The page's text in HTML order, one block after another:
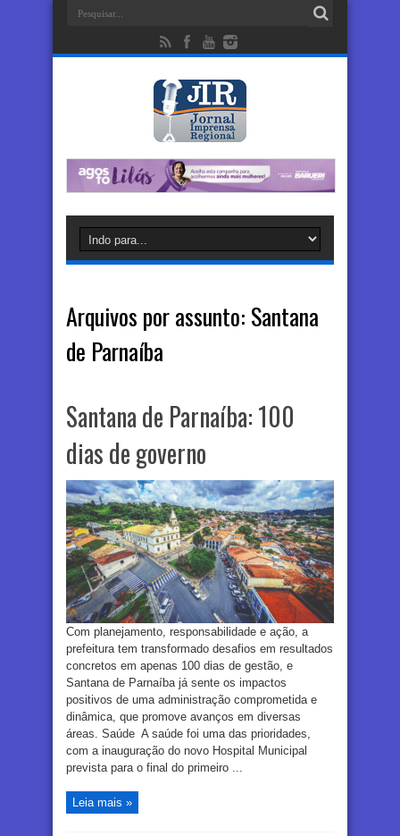
Arquivos por assunto: Santana
de Parnaíba
Santana de Parnaíba: 100
dias de governo
Com planejamento, responsabilidade e ação, a
prefeitura tem transformado desafios em resultados
concretos em apenas 100 dias de gestão, e
Santana de Parnaíba já sente os impactos
positivos de uma administração comprometida e
dinâmica, que promove avanços em diversas
áreas. Saúde A saúde foi uma das prioridades,
com a inauguração do novo Hospital Municipal
prevista para o final do primeiro ...
Leia mais »